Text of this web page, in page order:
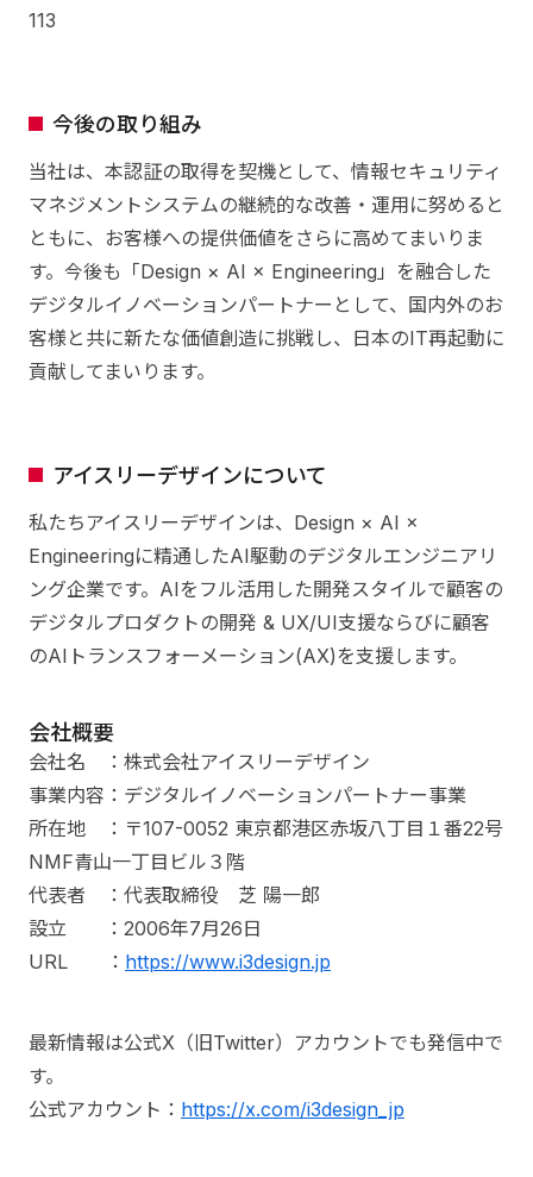
113
今後の取り組み
当社は、本認証の取得を契機として、情報セキュリティ
マネジメントシステムの継続的な改善・運用に努めると
ともに、お客様への提供価値をさらに高めてまいりま
す。今後も「Design × AI × Engineering」を融合した
デジタルイノベーションパートナーとして、国内外のお
客様と共に新たな価値創造に挑戦し、日本のIT再起動に
貢献してまいります。
アイスリーデザインについて
私たちアイスリーデザインは、Design × AI ×
Engineeringに精通したAI駆動のデジタルエンジニアリ
ング企業です。AIをフル活用した開発スタイルで顧客の
デジタルプロダクトの開発 & UX/UI支援ならびに顧客
のAIトランスフォーメーション(AX)を支援します。
会社概要
会社名 ：株式会社アイスリーデザイン
事業内容：デジタルイノベーションパートナー事業
所在地 ：〒107-0052 東京都港区赤坂八丁目１番22号
NMF青山一丁目ビル３階
代表者 ：代表取締役 芝 陽一郎
設立 ：2006年7月26日
URL ： https://www.i3design.jp
最新情報は公式X（旧Twitter）アカウントでも発信中で
す。
公式アカウント： https://x.com/i3design_jp